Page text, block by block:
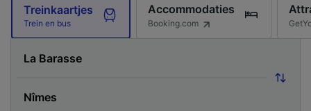
Treinkaartjes
Trein en bus
Accommodaties
Booking.com